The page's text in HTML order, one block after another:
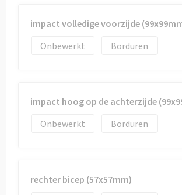
impact volledige voorzijde
Onbewerkt
Borduren
impact hoog op de achterzijde
Onbewerkt
Borduren
rechter bicep (57x57mm)